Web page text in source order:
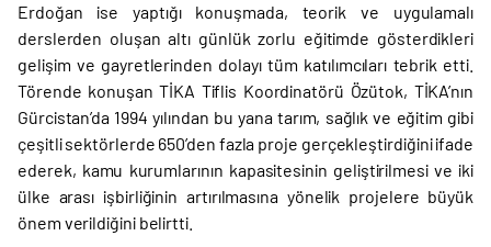
Erdoğan ise yaptığı konuşmada, teorik ve uygulamalı
derslerden oluşan altı günlük zorlu eğitimde gösterdikleri
gelişim ve gayretlerinden dolayı tüm katılımcıları tebrik etti.
Törende konuşan TİKA Tiflis Koordinatörü Özütok, TİKA’nın
Gürcistan’da 1994 yılından bu yana tarım, sağlık ve eğitim gibi
çeşitli sektörlerde 650’den fazla proje gerçekleştirdiğini ifade
ederek, kamu kurumlarının kapasitesinin geliştirilmesi ve iki
ülke arası işbirliğinin artırılmasına yönelik projelere büyük
önem verildiğini belirtti.